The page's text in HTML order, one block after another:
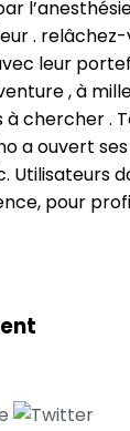
.
leur
, à
à chercher .
a ouvert
Utilisateurs
pour